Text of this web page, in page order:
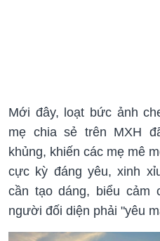
Mới đây, loạt bức ảnh
mẹ chia sẻ trên MXH
khủng, khiến các mẹ mê
cực kỳ đáng yêu, xinh
cần tạo dáng, biểu cảm
người đối diện phải "yêu